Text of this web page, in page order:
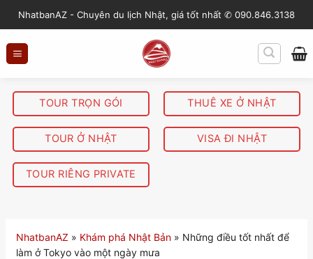
NhatbanAZ - Chuyên du lịch Nhật, giá tốt nhất ✆ 090.846.3138
TOUR TRỌN GÓI
TOUR Ở NHẬT
TOUR RIÊNG PRIVATE
THUÊ XE Ở NHẬT
VISA ĐI NHẬT
NhatbanAZ » Khám phá Nhật Bản » Những điều tốt nhất để
làm ở Tokyo vào một ngày mưa